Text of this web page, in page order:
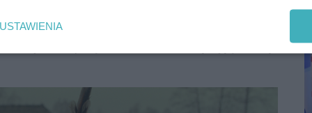
Wieczorem odbędzie się quiz wiedzy o
Wowakin – który wykona swoje utwory z
stylu z kapelą Łola. Partnerem tej wyjątkowej
USTAWIENIA